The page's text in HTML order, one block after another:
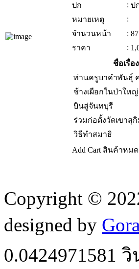
ปก
: ป
หมายเหตุ
:
จำนวนหน้า
:
ราคา
:
ชื่อเรื่อง
ท่านครูบาคำพันธ์ุ
ช้างเผือกในป่าใหญ่
บินสู่จันทบุรี
ร่วมก่อตั้งวัดเขาสุกิ
วิธีทำสมาธิ
Add Cart สินค้าหมด
Copyright ©
designed by
0.0424971581 วิ